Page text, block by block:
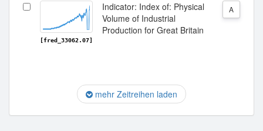
[fred_33062.07]
Indicator: Index of: Physical
Volume of Industrial
Production for Great Britain
A
mehr Zeitreihen laden